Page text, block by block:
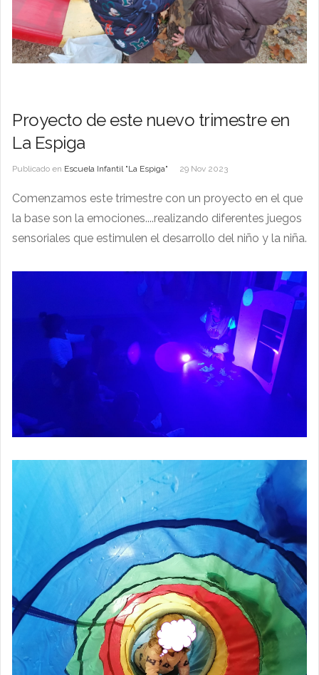
Proyecto de este nuevo trimestre en
La Espiga
Publicado en Escuela Infantil "La Espiga" 29 Nov 2023
Comenzamos este trimestre con un proyecto en el que
la base son la emociones....realizando diferentes juegos
sensoriales que estimulen el desarrollo del niño y la niña.